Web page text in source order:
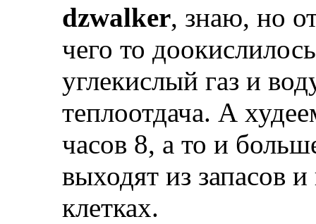
dzwalker, знаю, но
чего то
углекислый газ и
теплоотдача. А
часов 8, а то и
выходят из запасов и
клетках.